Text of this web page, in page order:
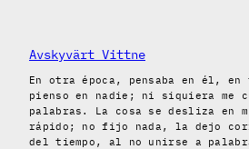
Avskyvärt Vittne
En otra época, pensaba en él, en
pienso en nadie; ni siquiera me
palabras. La cosa se desliza en mí
rápido; no fijo nada, la dejo
del tiempo, al no unirse a